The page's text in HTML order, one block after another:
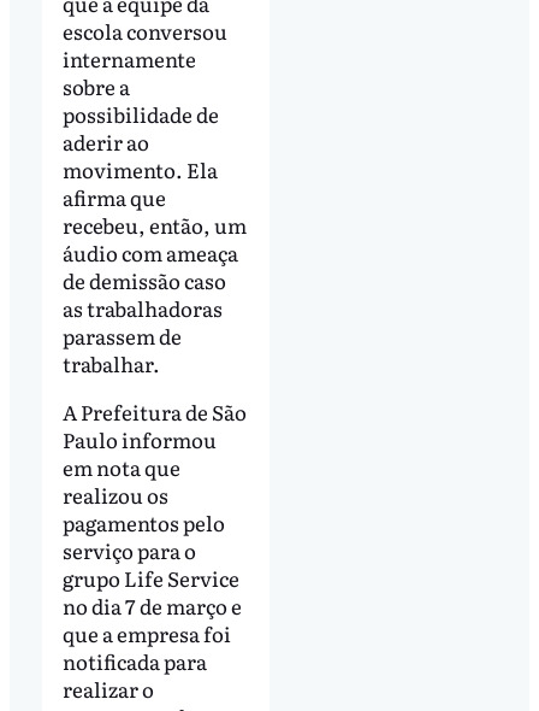
escola conversou
internamente
sobre a
possibilidade de
aderir ao
movimento. Ela
afirma que
recebeu, então, um
áudio com ameaça
de demissão caso
as trabalhadoras
parassem de
trabalhar.
A Prefeitura de São
Paulo informou
em nota que
realizou os
pagamentos pelo
serviço para o
grupo Life Service
no dia 7 de março e
que a empresa foi
notificada para
realizar o